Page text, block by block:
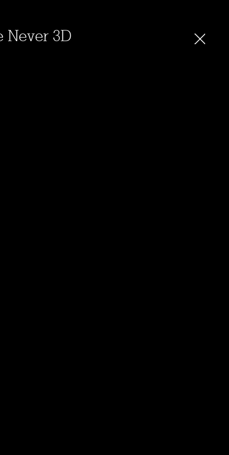
Never 3D